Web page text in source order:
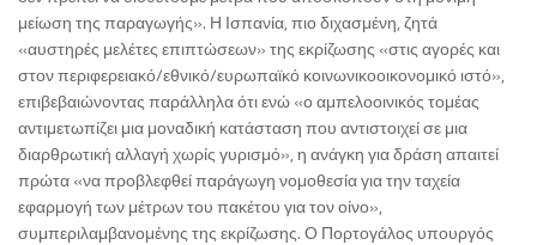
μείωση της παραγωγής». Η Ισπανία, πιο διχασμένη, ζητά
«αυστηρές μελέτες επιπτώσεων» της εκρίζωσης «στις αγορές και
στον περιφερειακό/εθνικό/ευρωπαϊκό κοινωνικοοικονομικό ιστό»,
επιβεβαιώνοντας παράλληλα ότι ενώ «ο αμπελοοινικός τομέας
αντιμετωπίζει μια μοναδική κατάσταση που αντιστοιχεί σε μια
διαρθρωτική αλλαγή χωρίς γυρισμό», η ανάγκη για δράση απαιτεί
πρώτα «να προβλεφθεί παράγωγη νομοθεσία για την ταχεία
εφαρμογή των μέτρων του πακέτου για τον οίνο»,
συμπεριλαμβανομένης της εκρίζωσης. Ο Πορτογάλος υπουργός